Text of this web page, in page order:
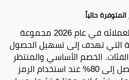
حالياً
يقدم متجر الريف النجدي لعملائه في عام 2026 مجموعة
التي تهدف إلى تسهيل الحصول
الخصم الأساسي والمنتظر
هو الخصم المئوي الذي يصل إلى 80% عند استخدام الرمز